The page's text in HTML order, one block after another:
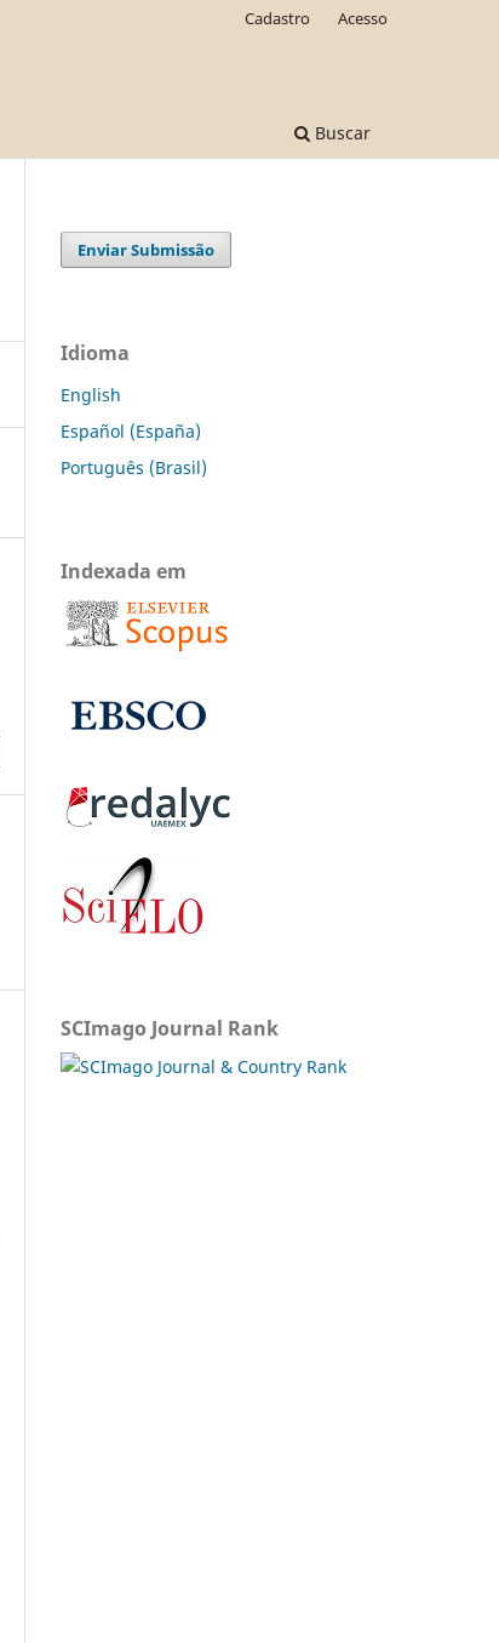
Buscar
Cadastro Acesso
Enviar Submissão
Idioma
English
Español (España)
Português (Brasil)
Indexada em
SCImago Journal Rank